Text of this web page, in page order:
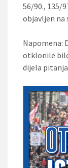
56/90., 135/
objavljen na
Napomena:
otklonile
dijela